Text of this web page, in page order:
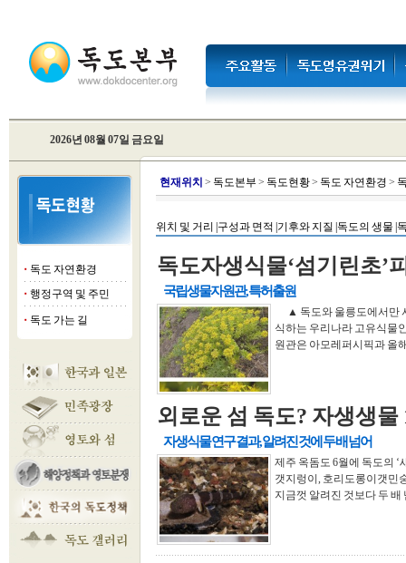
2026년 08월 07일 금요일
■ 독도 자연환경
■ 행정구역 및 주민
■ 독도 가는 길
현재위치 > 독도본부 > 독도현황> 독도 자연환경 >
위치 및 거리 | 구성과 면적 | 기후와 지질 | 독도의 생물 |
독도자생식물‘섬기린초’
국립생물자원관, 특허출원
▲ 독도와 울릉도에서만
식하는 우리나라 고유식물
원관은 아모레퍼시픽과 올
외로운 섬 독도? 자생생물
자생식물 연구 결과, 알려진 것에 두 배 넘어
제주 옥돔도 6월에 독도의
갯지렁이, 호리도롱이갯민
지금껏 알려진 것보다 두 배